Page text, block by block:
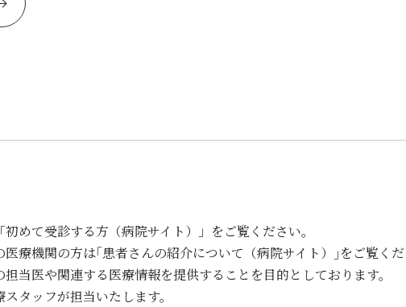
めて受診する方（病院サイト）」をご覧ください。
療機関の方は｢患者さんの紹介について（病院サイト）｣をご覧くだ
当医や関連する医療情報を提供することを目的としております。
タッフが担当いたします。